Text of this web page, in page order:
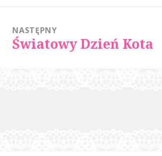
NASTĘPNY
Następny
Światowy Dzień Kota